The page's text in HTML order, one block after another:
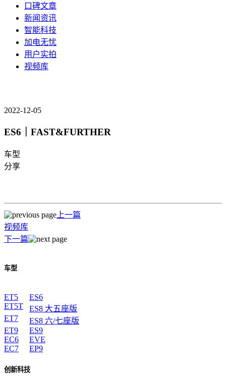
口碑文章
新闻资讯
智能科技
加电无忧
用户实拍
视频库
2022-12-05
ES6｜FAST&FURTHER
车型
分享
上一篇
视频库
下一篇
车型
ET5
ET5T
ET7
ET9
EC6
EC7
ES6
ES8 大五座版
ES8 六/七座版
ES9
EVE
EP9
创新科技